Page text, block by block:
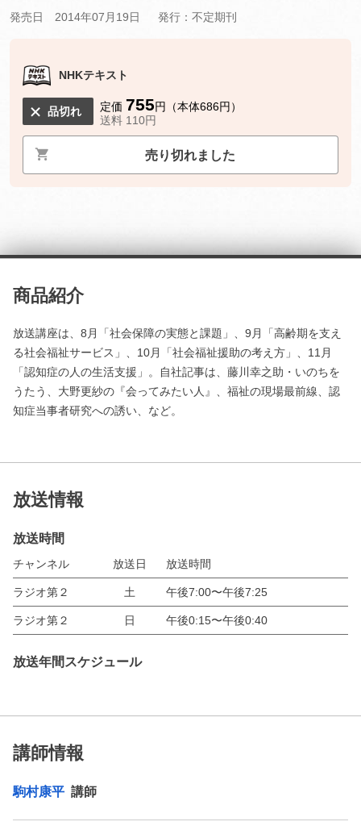
発売日 2014年07月19日 発行：不定期刊
NHKテキスト
品切れ 定価 755円（本体686円）
送料 110円
売り切れました
商品紹介
放送講座は、8月「社会保障の実態と課題」、9月「高齢期を支え
る社会福祉サービス」、10月「社会福祉援助の考え方」、11月
「認知症の人の生活支援」。自社記事は、藤川幸之助・いのちを
うたう、大野更紗の『会ってみたい人』、福祉の現場最前線、認
知症当事者研究への誘い、など。
放送情報
放送時間
チャンネル 放送日 放送時間
ラジオ第２ 土 午後7:00〜午後7:25
ラジオ第２ 日 午後0:15〜午後0:40
放送年間スケジュール
講師情報
駒村康平 講師